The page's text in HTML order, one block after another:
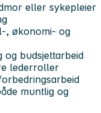
eller sykepleier
, økonomi- og
og budsjettarbeid
lederroller
muntlig og